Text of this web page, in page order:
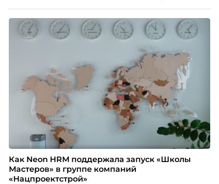
кадровых ошибок. В этой статье Марина Ускова,
руководитель отдела подбора персонала
рекрутинговой компании, разбирает самые
распространенные мифы о зумерах и объясняет,
почему устаревшие представления мешают
бизнесу находить и удерживать сильных
сотрудников.
Как Neon HRM поддержала запуск «Школы
Мастеров» в группе компаний
«Нацпроектстрой»